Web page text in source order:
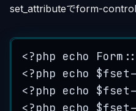
set_attributeでform-control
<?php echo Form ::
<?php echo $fset
<?php echo $fset
<?php echo $fset